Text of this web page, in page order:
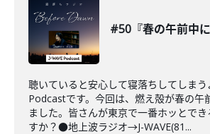
#50『春の午前中に
聴いていると安心して寝落ちしてしま
Podcastです。今回は、燃え殻が春の午
ました。皆さんが東京で一番ホッとで
すか？●地上波ラジオ→J-WAVE(81...